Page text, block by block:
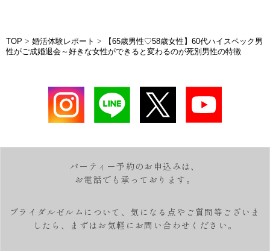
TOP > 婚活体験レポート >
【65歳男性♡58歳女性】60代ハイスペック男
性がご成婚退会～好きな女性ができると変わるのが死別男性の特徴
パーティー予約のお申込みは、
お電話でも承っております。
ブライダルゼルムについて、気になる点やご質問等ございま
したら、
まずはお気軽にお問い合わせください。